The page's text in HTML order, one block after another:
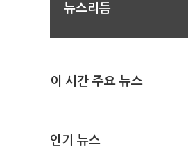
뉴스리듬
이 시간 주요 뉴스
인기 뉴스